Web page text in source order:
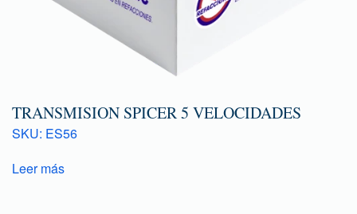
TRANSMISION SPICER 5 VELOCIDADES
SKU: ES56
Leer más